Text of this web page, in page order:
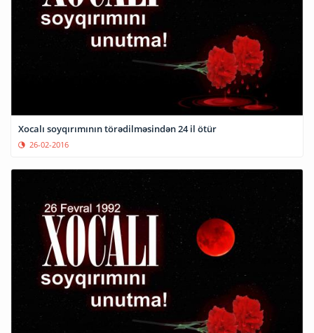
Xocalı soyqırımının törədilməsindən 24 il ötür
26-02-2016